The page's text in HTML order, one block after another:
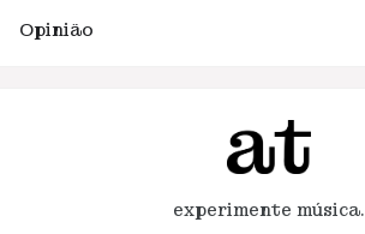
Opinião
experimente música.